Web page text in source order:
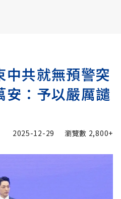
中共就無預警突
安：予以嚴厲譴
2025-12-29 瀏覽數 2,800+